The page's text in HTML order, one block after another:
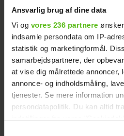
Ansvarlig brug af dine data
Vi og vores 236 partnere
indsamle persondata om IP-
statistik og marketingformål.
samarbejdspartnere, der
at vise dig målrettede annoncer,
annonce- og indholdsmåling,
tjenester. Se mere information
persondatapolitik. Du kan altid
Morten Kirckhoff lærte
mistede sin demenssyge
at vise en side, jeg ikke